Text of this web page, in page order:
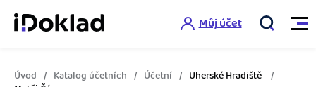
Můj účet
Úvod Katalog účetních Účetní
Uherské Hradiště